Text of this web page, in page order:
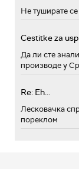
Не туширате се
Cestitke za
Да ли сте
производе у
Re: Eh...
Лесковачка
пореклом